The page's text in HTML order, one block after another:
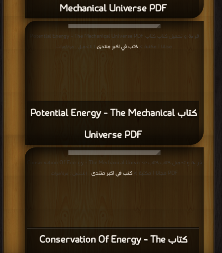
Mechanical Universe PDF
كتاب Potential Energy - The Mechanical
Universe PDF
قراءة و تحميل كتاب كتاب Potential Energy - The Mechanical Universe PDF
مجانا | مكتبة > كتب في اكبر منتدى | التحميل : مرة/مرات
كتاب Conservation Of Energy - The
قراءة و تحميل كتاب كتاب Conservation Of Energy - The Mechanical Universe
PDF مجانا | مكتبة >
كتب في اكبر منتدى | التحميل : مرة/مرات